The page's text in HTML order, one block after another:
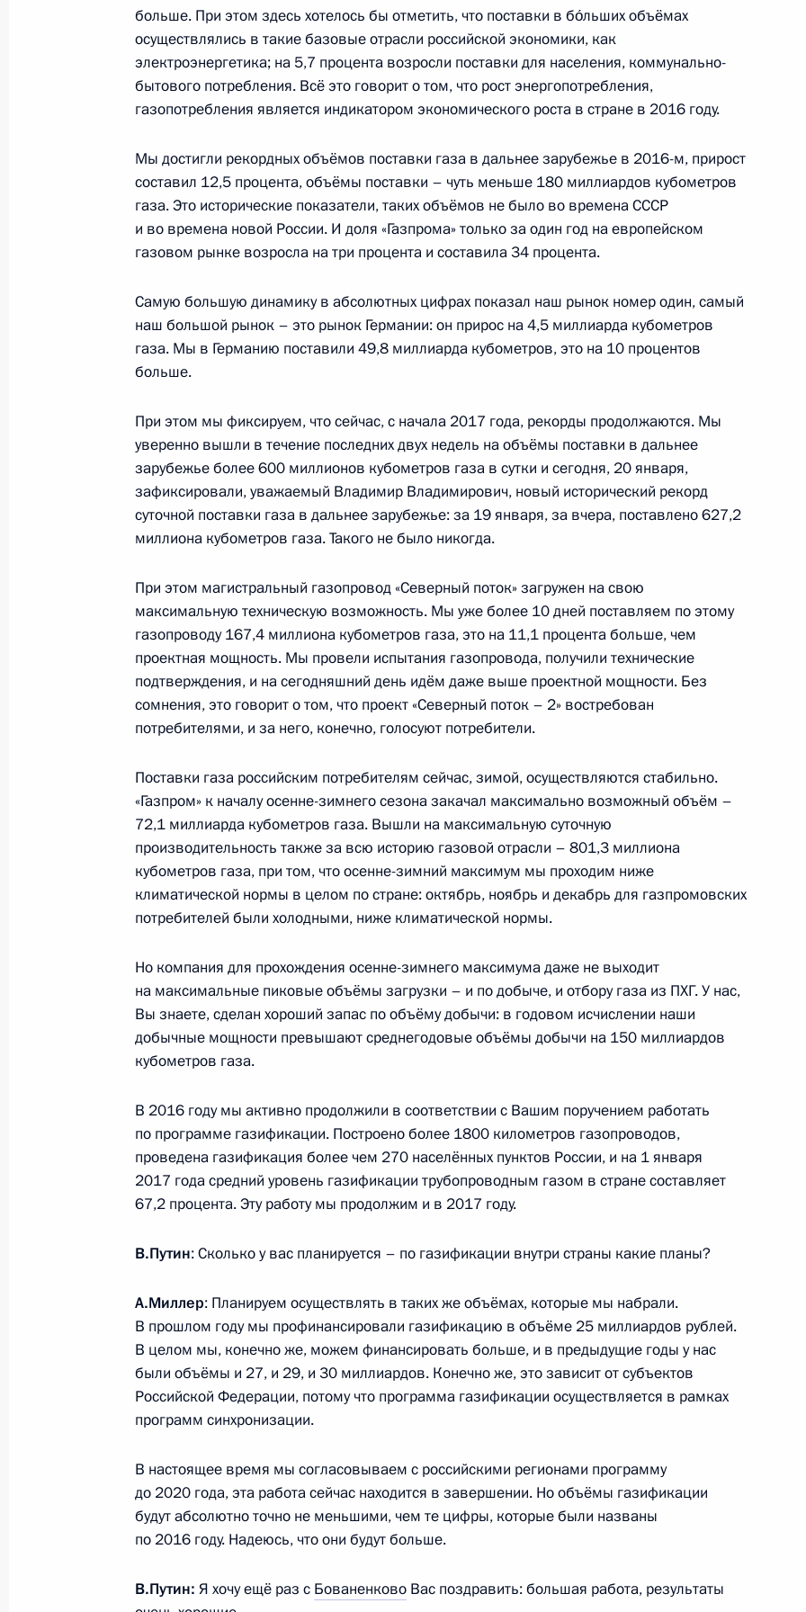
24 января 2017 года, вторник
Встреча с губернатором Свердловской области Евгением
Куйвашевым
24 января 2017 года, 14:30
Рабочая встреча с Министром сельского хозяйства Александром
Ткачёвым
24 января 2017 года, 13:40 Москва, Кремль
3
25 января состоится встреча Владимира Путина с Королём
Иордании Абдаллой II
24 января 2017 года, 13:00
23 января 2017 года, понедельник
Встреча с Заместителем Председателя Правительства Дмитрием
Рогозиным
23 января 2017 года, 14:45 Московская область, Ново-Огарёво
2
Встреча с председателем правления компании «Роснефть»
Игорем Сечиным
23 января 2017 года, 14:00 Московская область, Ново-Огарёво
21 января 2017 года, суббота
Соболезнования Президенту и Премьер-министру Венгрии
21 января 2017 года, 13:55
20 января 2017 года, пятница
Встреча с вице-премьером – полномочным представителем
Президента в ДФО Юрием Трутневым
20 января 2017 года, 17:50 Московская область, Ново-Огарёво
Встреча с председателем правления компании «Газпром»
Алексеем Миллером
20 января 2017 года, 16:30 Московская область, Ново-Огарёво
19 января 2017 года, 17:45 Москва, Кремль
Соболезнования Президенту Республики Мали Ибрагиму
Бубакару Кейте
Встреча с Минтимером Шаймиевым
больше. При этом здесь хотелось бы отметить, что поставки в бо́льших объёмах
осуществлялись в такие базовые отрасли российской экономики, как
электроэнергетика; на 5,7 процента возросли поставки для населения, коммунально-
бытового потребления. Всё это говорит о том, что рост энергопотребления,
газопотребления является индикатором экономического роста в стране в 2016 году.
Мы достигли рекордных объёмов поставки газа в дальнее зарубежье в 2016-м, прирост
составил 12,5 процента, объёмы поставки – чуть меньше 180 миллиардов кубометров
газа. Это исторические показатели, таких объёмов не было во времена СССР
и во времена новой России. И доля «Газпрома» только за один год на европейском
газовом рынке возросла на три процента и составила 34 процента.
Самую большую динамику в абсолютных цифрах показал наш рынок номер один, самый
наш большой рынок – это рынок Германии: он прирос на 4,5 миллиарда кубометров
газа. Мы в Германию поставили 49,8 миллиарда кубометров, это на 10 процентов
больше.
При этом мы фиксируем, что сейчас, с начала 2017 года, рекорды продолжаются. Мы
уверенно вышли в течение последних двух недель на объёмы поставки в дальнее
зарубежье более 600 миллионов кубометров газа в сутки и сегодня, 20 января,
зафиксировали, уважаемый Владимир Владимирович, новый исторический рекорд
суточной поставки газа в дальнее зарубежье: за 19 января, за вчера, поставлено 627,2
миллиона кубометров газа. Такого не было никогда.
При этом магистральный газопровод «Северный поток» загружен на свою
максимальную техническую возможность. Мы уже более 10 дней поставляем по этому
газопроводу 167,4 миллиона кубометров газа, это на 11,1 процента больше, чем
проектная мощность. Мы провели испытания газопровода, получили технические
подтверждения, и на сегодняшний день идём даже выше проектной мощности. Без
сомнения, это говорит о том, что проект «Северный поток – 2» востребован
потребителями, и за него, конечно, голосуют потребители.
Поставки газа российским потребителям сейчас, зимой, осуществляются стабильно.
«Газпром» к началу осенне-зимнего сезона закачал максимально возможный объём –
72,1 миллиарда кубометров газа. Вышли на максимальную суточную
производительность также за всю историю газовой отрасли – 801,3 миллиона
кубометров газа, при том, что осенне-зимний максимум мы проходим ниже
климатической нормы в целом по стране: октябрь, ноябрь и декабрь для газпромовских
потребителей были холодными, ниже климатической нормы.
Но компания для прохождения осенне-зимнего максимума даже не выходит
на максимальные пиковые объёмы загрузки – и по добыче, и отбору газа из ПХГ. У нас,
Вы знаете, сделан хороший запас по объёму добычи: в годовом исчислении наши
добычные мощности превышают среднегодовые объёмы добычи на 150 миллиардов
кубометров газа.
В 2016 году мы активно продолжили в соответствии с Вашим поручением работать
по программе газификации. Построено более 1800 километров газопроводов,
проведена газификация более чем 270 населённых пунктов России, и на 1 января
2017 года средний уровень газификации трубопроводным газом в стране составляет
67,2 процента. Эту работу мы продолжим и в 2017 году.
В.Путин: Сколько у вас планируется – по газификации внутри страны какие планы?
А.Миллер: Планируем осуществлять в таких же объёмах, которые мы набрали.
В прошлом году мы профинансировали газификацию в объёме 25 миллиардов рублей.
В целом мы, конечно же, можем финансировать больше, и в предыдущие годы у нас
были объёмы и 27, и 29, и 30 миллиардов. Конечно же, это зависит от субъектов
Российской Федерации, потому что программа газификации осуществляется в рамках
программ синхронизации.
В настоящее время мы согласовываем с российскими регионами программу
до 2020 года, эта работа сейчас находится в завершении. Но объёмы газификации
будут абсолютно точно не меньшими, чем те цифры, которые были названы
по 2016 году. Надеюсь, что они будут больше.
В.Путин: Я хочу ещё раз с Бованенково Вас поздравить: большая работа, результаты